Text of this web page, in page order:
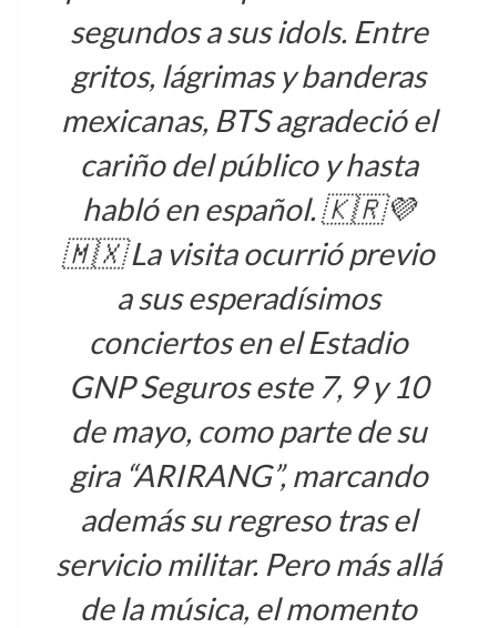
segundos a sus idols. Entre
gritos, lágrimas y banderas
mexicanas, BTS agradeció el
cariño del público y hasta
habló en español. 🇰🇷💜
🇲🇽 La visita ocurrió previo
a sus esperadísimos
conciertos en el Estadio
GNP Seguros este 7, 9 y 10
de mayo, como parte de su
gira “ARIRANG”, marcando
además su regreso tras el
servicio militar. Pero más allá
de la música, el momento